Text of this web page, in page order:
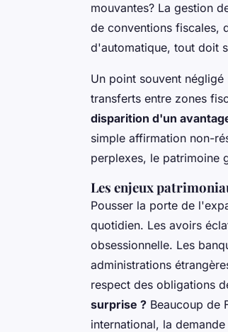
mouvantes? La gestion
de conventions fiscales,
d'automatique, tout doit
Un point souvent
transferts entre zones
disparition d'un
simple affirmation non-
perplexes, le patrimoine
Les enjeux
Pousser la porte de
quotidien. Les avoirs
obsessionnelle. Les
administrations
respect des obligations
surprise ? Beaucoup de
international, la